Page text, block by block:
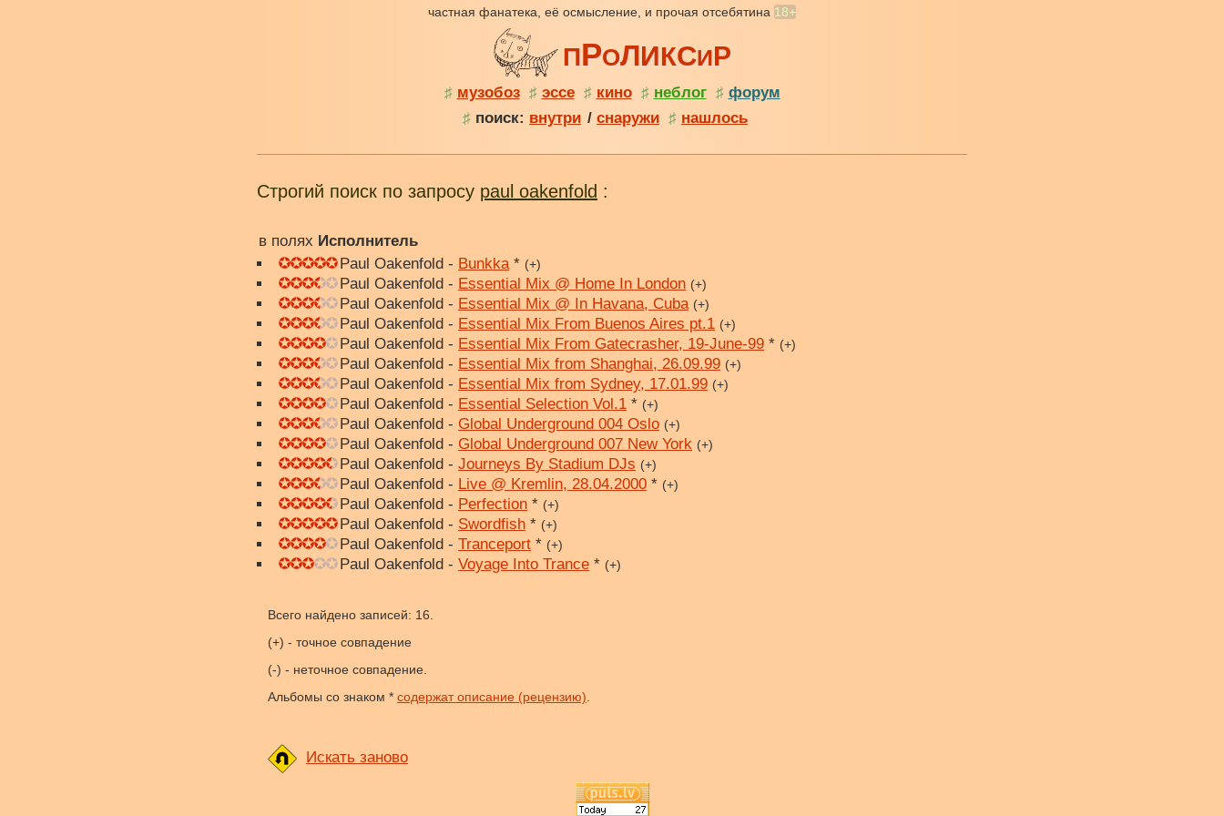
частная фанатека, её осмысление, и прочая отсебятина 18+
ПРОЛИКСИР
♯ музобоз ♯ эссе ♯ кино ♯ неблог ♯ форум
♯ поиск: внутри / снаружи ♯ нашлось
Строгий поиск по запросу paul oakenfold :
в полях Исполнитель
Paul Oakenfold - Bunkka* (+)
Paul Oakenfold - Essential Mix @ Home In London (+)
Paul Oakenfold - Essential Mix @ In Havana, Cuba (+)
Paul Oakenfold - Essential Mix From Buenos Aires pt.1 (+)
Paul Oakenfold - Essential Mix From Gatecrasher, 19-June-99 * (+)
Paul Oakenfold - Essential Mix from Shanghai, 26.09.99 (+)
Paul Oakenfold - Essential Mix from Sydney, 17.01.99 (+)
Paul Oakenfold - Essential Selection Vol.1 * (+)
Paul Oakenfold - Global Underground 004 Oslo (+)
Paul Oakenfold - Global Underground 007 New York (+)
Paul Oakenfold - Journeys By Stadium DJs (+)
Paul Oakenfold - Live @ Kremlin, 28.04.2000 * (+)
Paul Oakenfold - Perfection * (+)
Paul Oakenfold - Swordfish * (+)
Paul Oakenfold - Tranceport * (+)
Paul Oakenfold - Voyage Into Trance * (+)
Всего найдено записей: 16.
(+) - точное совпадение
(-) - неточное совпадение.
Альбомы со знаком * содержат описание (рецензию)
Искать заново